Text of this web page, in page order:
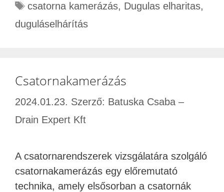
csatorna kamerázás, Dugulas elharitas,
duguláselhárítás
Csatornakamerázás
2024.01.23. Szerző: Batuska Csaba –
Drain Expert Kft
A csatornarendszerek vizsgálatára szolgáló
csatornakamerázás egy előremutató
technika, amely elsősorban a csatornák